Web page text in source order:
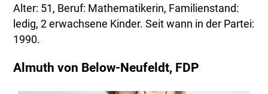
Alter: 51, Beruf: Mathematikerin, Familienstand:
ledig, 2 erwachsene Kinder. Seit wann in der Partei:
1990.
Almuth von Below-Neufeldt, FDP